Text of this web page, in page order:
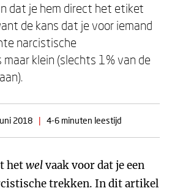
dat je hem direct het etiket
de kans dat je voor iemand
narcistische
klein (slechts 1% van de
2018 | 4-6 minuten leestijd
hetwelvaak voor dat je een
trekken. In dit artikel